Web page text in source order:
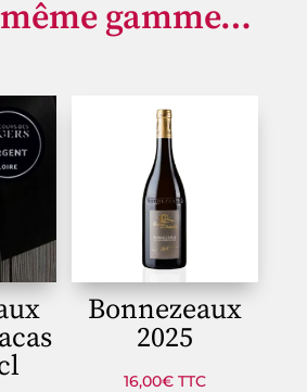
gamme…
Bonnezeaux
2025
16,00€ TTC